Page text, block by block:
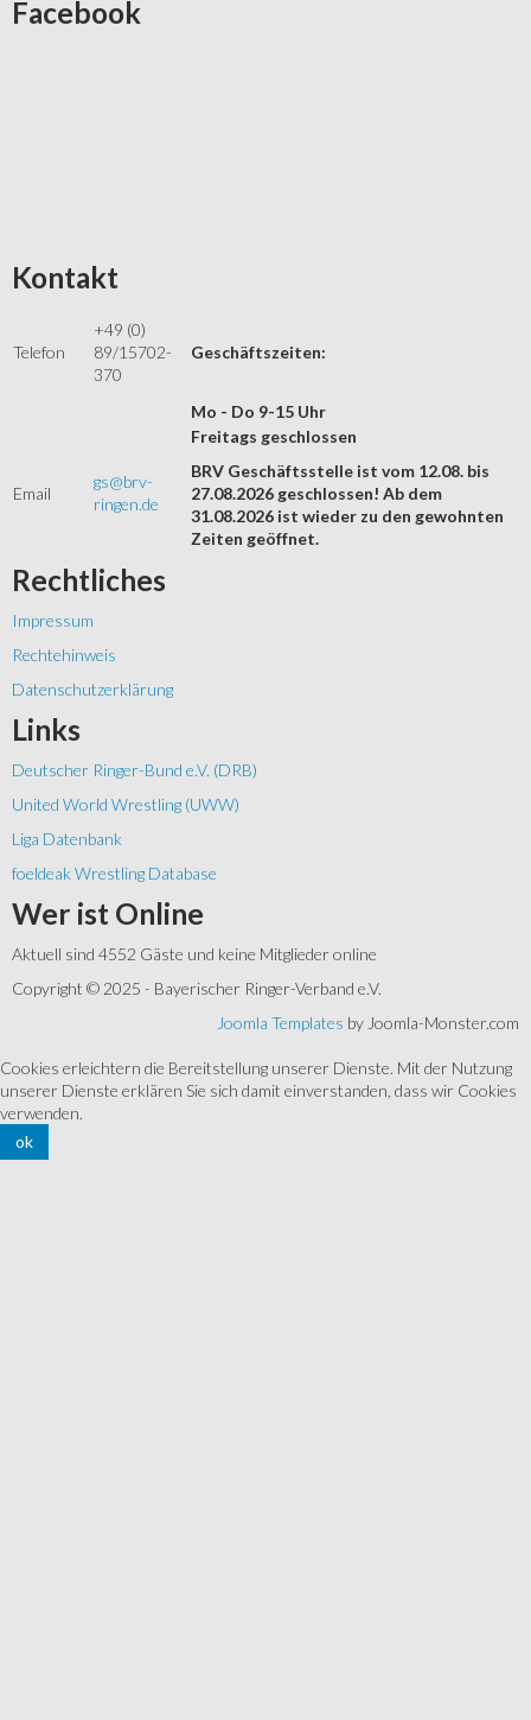
Facebook
Kontakt
Telefon
+49 (0)
89/15702-
370
Geschäftszeiten:
Mo - Do 9-15 Uhr
Email
gs@brv-
ringen.de
Freitags geschlossen
BRV Geschäftsstelle ist vom 12.08. bis
27.08.2026 geschlossen! Ab dem
31.08.2026 ist wieder zu den gewohnten
Zeiten geöffnet.
Rechtliches
Impressum
Rechtehinweis
Datenschutzerklärung
Links
Deutscher Ringer-Bund e.V. (DRB)
United World Wrestling (UWW)
Liga Datenbank
foeldeak Wrestling Database
Wer ist Online
Aktuell sind 4552 Gäste und keine Mitglieder online
Copyright © 2025 - Bayerischer Ringer-Verband e.V.
Joomla Templates by Joomla-Monster.com
Cookies erleichtern die Bereitstellung unserer Dienste. Mit der Nutzung
unserer Dienste erklären Sie sich damit einverstanden, dass wir Cookies
verwenden.
ok